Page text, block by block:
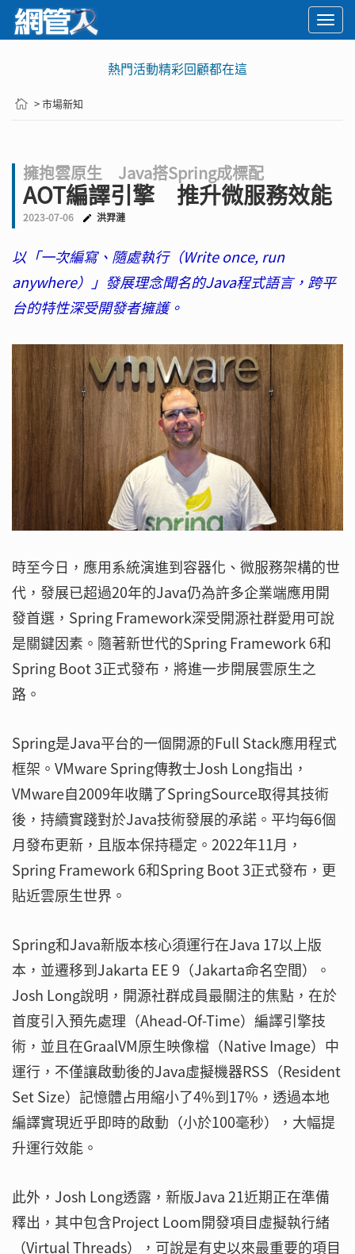
熱門活動精彩回顧都在這
> 市場新知
擁抱雲原生 Java搭Spring成標配
AOT編譯引擎 推升微服務效能
2023-07-06 洪羿漣
以「一次編寫、隨處執行（Write once, run
anywhere）」發展理念聞名的Java程式語言，跨平
台的特性深受開發者擁護。
時至今日，應用系統演進到容器化、微服務架構的世
代，發展已超過20年的Java仍為許多企業端應用開
發首選，Spring Framework深受開源社群愛用可說
是關鍵因素。隨著新世代的Spring Framework 6和
Spring Boot 3正式發布，將進一步開展雲原生之
路。
Spring是Java平台的一個開源的Full Stack應用程式
框架。VMware Spring傳教士Josh Long指出，
VMware自2009年收購了SpringSource取得其技術
後，持續實踐對於Java技術發展的承諾。平均每6個
月發布更新，且版本保持穩定。2022年11月，
Spring Framework 6和Spring Boot 3正式發布，更
貼近雲原生世界。
Spring和Java新版本核心須運行在Java 17以上版
本，並遷移到Jakarta EE 9（Jakarta命名空間）。
Josh Long說明，開源社群成員最關注的焦點，在於
首度引入預先處理（Ahead-Of-Time）編譯引擎技
術，並且在GraalVM原生映像檔（Native Image）中
運行，不僅讓啟動後的Java虛擬機器RSS（Resident
Set Size）記憶體占用縮小了4%到17%，透過本地
編譯實現近乎即時的啟動（小於100毫秒），大幅提
升運行效能。
此外，Josh Long透露，新版Java 21近期正在準備
釋出，其中包含Project Loom開發項目虛擬執行緒
（Virtual Threads），可說是有史以來最重要的項目